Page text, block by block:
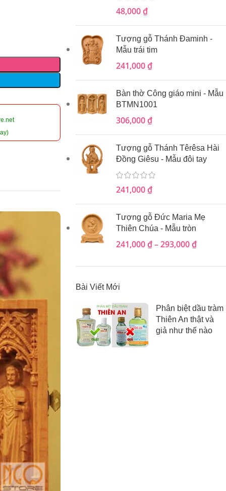
48,000₫
Tượng gỗ Thánh Đaminh -
Mẫu trái tim
241,000₫
Bàn thờ Công giáo mini - Mẫu
BTMN1001
306,000₫
Tượng gỗ Thánh Têrêsa Hài
Đồng Giêsu - Mẫu đôi tay
241,000₫
Tượng gỗ Đức Maria Mẹ
Thiên Chúa - Mẫu tròn
241,000₫ – 293,000₫
Bài Viết Mới
Phân biệt dầu tràm
Thiên An thật và
giả như thế nào